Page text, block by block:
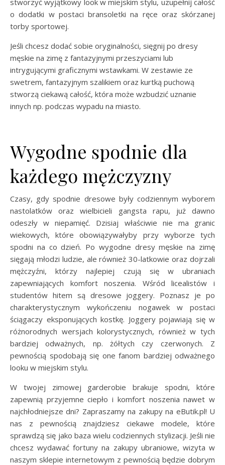
o dodatki w postaci bransoletki na ręce oraz skórzanej
torby sportowej.
Jeśli chcesz dodać sobie oryginalności, sięgnij po dresy
męskie na zimę z fantazyjnymi przeszyciami lub
intrygującymi graficznymi wstawkami. W zestawie ze
swetrem, fantazyjnym szalikiem oraz kurtką puchową
stworzą ciekawą całość, która może wzbudzić uznanie
innych np. podczas wypadu na miasto.
Wygodne spodnie dla
każdego mężczyzny
Czasy, gdy spodnie dresowe były codziennym wyborem
nastolatków oraz wielbicieli gangsta rapu, już dawno
odeszły w niepamięć. Dzisiaj właściwie nie ma granic
wiekowych, które obowiązywałyby przy wyborze tych
spodni na co dzień. Po wygodne dresy męskie na zimę
sięgają młodzi ludzie, ale również 30-latkowie oraz dojrzali
mężczyźni, którzy najlepiej czują się w ubraniach
zapewniających komfort noszenia. Wśród licealistów i
studentów hitem są dresowe joggery. Poznasz je po
charakterystycznym wykończeniu nogawek w postaci
ściągaczy eksponujących kostkę. Joggery pojawiają się w
różnorodnych wersjach kolorystycznych, również w tych
bardziej odważnych, np. żółtych czy czerwonych. Z
pewnością spodobają się one fanom bardziej odważnego
looku w miejskim stylu.
W twojej zimowej garderobie brakuje spodni, które
zapewnią przyjemne ciepło i komfort noszenia nawet w
najchłodniejsze dni? Zapraszamy na zakupy na eButik.pl! U
nas z pewnością znajdziesz ciekawe modele, które
sprawdzą się jako baza wielu codziennych stylizacji. Jeśli nie
chcesz wydawać fortuny na zakupy ubraniowe, wizyta w
naszym sklepie internetowym z pewnością będzie dobrym